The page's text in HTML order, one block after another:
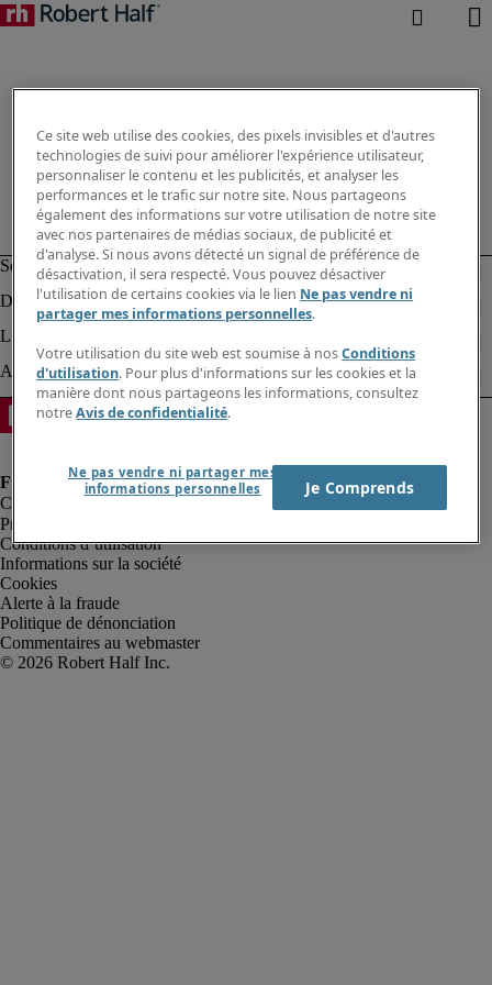
Protection des données personnelles
Conditions d’utilisation
Informations sur la société
Cookies
Alerte à la fraude
Politique de dénonciation
Commentaires au webmaster
Ce site web utilise des cookies, des pixels invisibles et d'autres
technologies de suivi pour améliorer l'expérience utilisateur,
personnaliser le contenu et les publicités, et analyser les
performances et le trafic sur notre site. Nous partageons
également des informations sur votre utilisation de notre site
avec nos partenaires de médias sociaux, de publicité et
d'analyse. Si nous avons détecté un signal de préférence de
désactivation, il sera respecté. Vous pouvez désactiver
l'utilisation de certains cookies via le lien Ne pas vendre ni
partager mes informations personnelles.
Votre utilisation du site web est soumise à nosConditions
d'utilisation. Pour plus d'informations sur les cookies et la
manière dont nous partageons les informations, consultez
notreAvis de confidentialité.
Ne pas vendre ni partager mes
informations personnelles
Je Comprends